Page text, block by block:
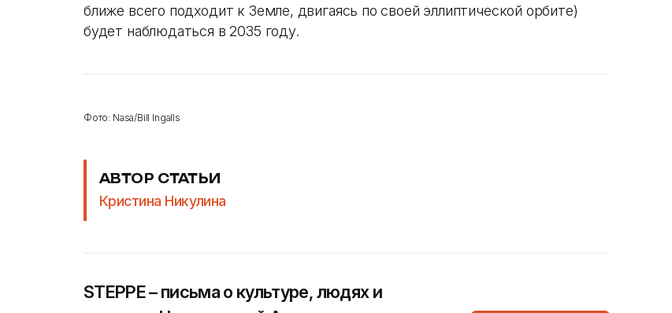
ближе всего подходит к Земле, двигаясь по своей эллиптической орбите)
будет наблюдаться в 2035 году.
Фото: Nasa/Bill Ingalls
АВТОР СТАТЬИ
Кристина Никулина
STEPPE – письма о культуре, людях и